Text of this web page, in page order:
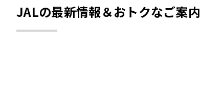
JALの最新情報＆おトクなご案内